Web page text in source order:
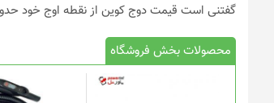
گفتنی است قیمت دوج کوین از نقطه اوج خود حدود ۷۰ درصد سقوط کرده
محصولات بخش فروشگاه